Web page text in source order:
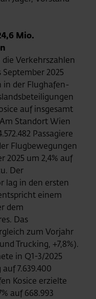
Mio.
Verkehrszahlen
2025
in der Flughafen-
auf insgesamt
Am Standort Wien
Passagiere
Flugbewegungen
2025 um 2,4% auf
Der
lag in den ersten
einem
dem
Das
zum Vorjahr
Trucking, +7,8%).
in Q1-3/2025
7.639.400
Kosice erzielte
auf 668.993